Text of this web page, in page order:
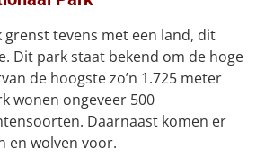
tevens met een land, dit
Dit park staat bekend om de hoge
de hoogste zo’n 1.725 meter
wonen ongeveer 500
Daarnaast komen er
en wolven voor.